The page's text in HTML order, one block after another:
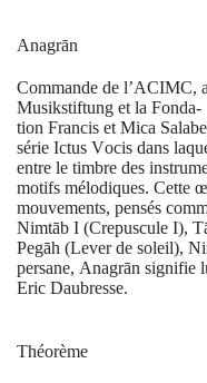
Anagrān
Commande de l’ACIMC,
Musikstiftung et la Fonda-
tion Francis et Mica
série Ictus Vocis dans
entre le timbre des
motifs mélodiques. Cette
mouvements, pensés
Nimtāb I (Crepuscule I),
Pegāh (Lever de soleil),
persane, Anagrān signifie
Eric Daubresse.
Théorème